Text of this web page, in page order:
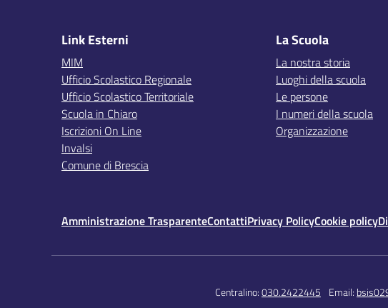
Link Esterni
MIM
Ufficio Scolastico Regionale
Ufficio Scolastico Territoriale
Scuola in Chiaro
Iscrizioni On Line
Invalsi
Comune di Brescia
La Scuola
La nostra storia
Luoghi della scuola
Le persone
I numeri della scuola
Organizzazione
Amministrazione TrasparenteContattiPrivacy PolicyCookie policy
Centralino:030.2422445 Email: